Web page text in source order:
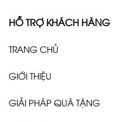
HỖ TRỢ KHÁCH HÀNG
TRANG CHỦ
GIỚI THIỆU
GIẢI PHÁP QUÀ TẶNG